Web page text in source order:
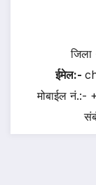
ईमेल:-
मोबाईल नं.:-